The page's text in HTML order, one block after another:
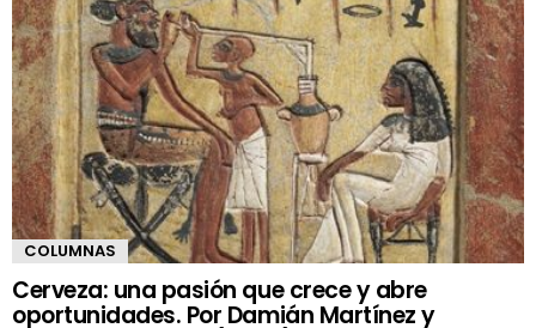
COLUMNAS
Cerveza: una pasión que crece y abre
oportunidades. Por Damián Martínez y